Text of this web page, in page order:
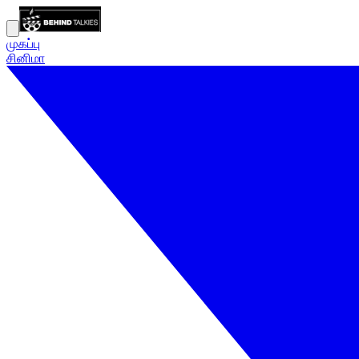
முகப்பு
சினிமா